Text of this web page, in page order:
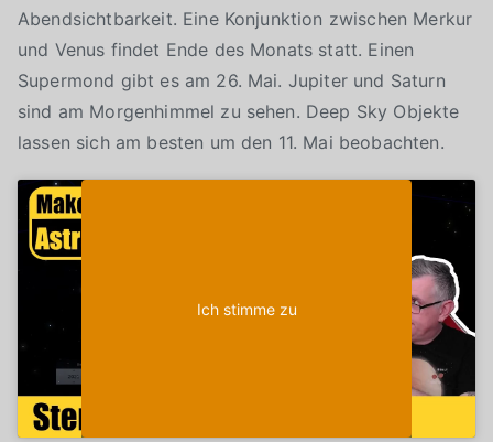
Abendsichtbarkeit. Eine Konjunktion zwischen Merkur
und Venus findet Ende des Monats statt. Einen
Supermond gibt es am 26. Mai. Jupiter und Saturn
sind am Morgenhimmel zu sehen. Deep Sky Objekte
lassen sich am besten um den 11. Mai beobachten.
Ich stimme zu